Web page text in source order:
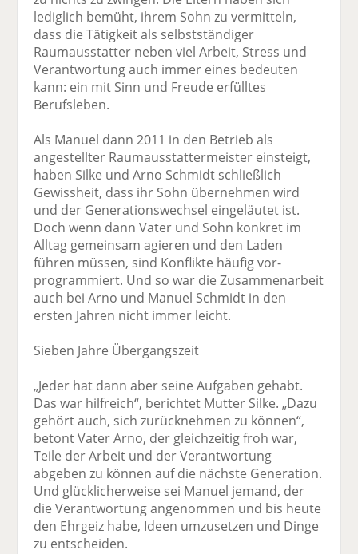
lediglich bemüht, ihrem Sohn zu vermitteln,
dass die Tätigkeit als selbst­ständiger
Raumausstatter neben viel Arbeit, Stress und
Verantwortung auch immer eines bedeuten
kann: ein mit Sinn und Freude erfülltes
Berufsleben.
Als Manuel dann 2011 in den Betrieb als
angestellter Raumausstattermeister einsteigt,
haben Silke und Arno Schmidt schließlich
Gewissheit, dass ihr Sohn übernehmen wird
und der Generationswechsel eingeläutet ist.
Doch wenn dann Vater und Sohn konkret im
Alltag gemeinsam agieren und den Laden
führen müssen, sind Konflikte häufig vor­
programmiert. Und so war die Zusammenarbeit
auch bei Arno und Manuel Schmidt in den
ersten Jahren nicht immer leicht.
Sieben Jahre Übergangszeit
„Jeder hat dann aber seine Aufgaben ge­habt.
Das war hilfreich“, berichtet Mutter Silke. „Dazu
gehört auch, sich zurücknehmen zu können“,
betont Vater Arno, der gleich­zeitig froh war,
Teile der Arbeit und der Verant­wortung
abgeben zu können auf die nächste Generation.
Und glücklicherweise sei Manuel jemand, der
die Verantwortung angenommen und bis heute
den Ehrgeiz habe, Ideen umzusetzen und Dinge
zu entscheiden.